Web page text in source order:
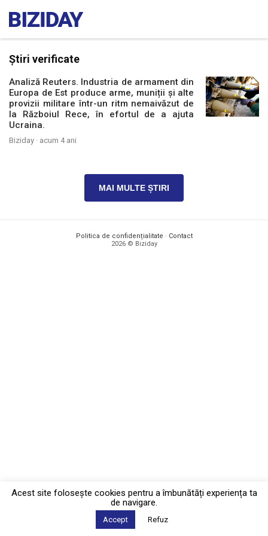
Știri verificate
Analiză Reuters. Industria de armament din
Europa de Est produce arme, muniții și alte
provizii militare într-un ritm nemaivăzut de
la Războiul Rece, în efortul de a ajuta
Ucraina.
Biziday · acum 4 ani
MAI MULTE ȘTIRI
Politica de confidențialitate · Contact
2026 © Biziday
Acest site foloseşte cookies pentru a îmbunătăți experiența ta
de navigare.
Accept Refuz